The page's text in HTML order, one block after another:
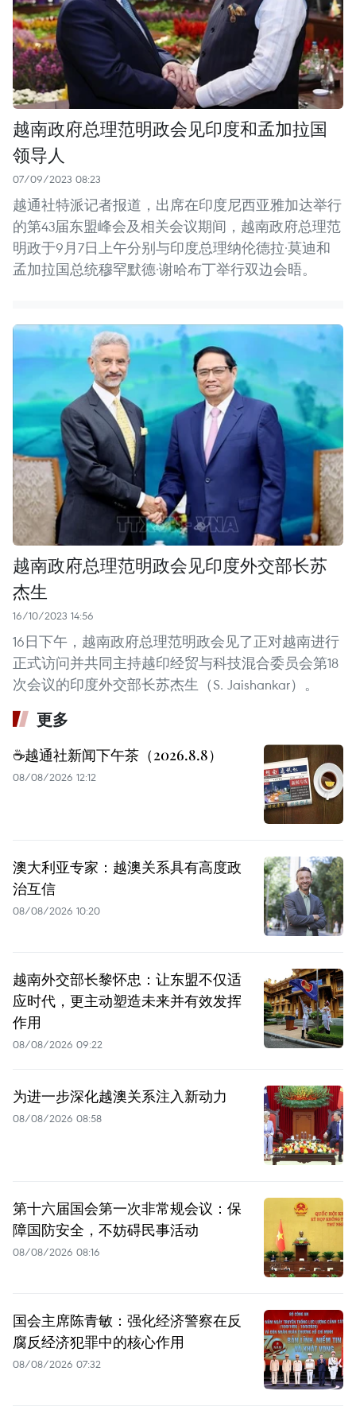
越南政府总理范明政会见印度和孟加拉国
领导人
07/09/2023 08:23
越通社特派记者报道，出席在印度尼西亚雅加达举行
的第43届东盟峰会及相关会议期间，越南政府总理范
明政于9月7日上午分别与印度总理纳伦德拉·莫迪和
孟加拉国总统穆罕默德·谢哈布丁举行双边会晤。
越南政府总理范明政会见印度外交部长苏
杰生
16/10/2023 14:56
16日下午，越南政府总理范明政会见了正对越南进行
正式访问并共同主持越印经贸与科技混合委员会第18
次会议的印度外交部长苏杰生（S. Jaishankar）。
更多
☕️越通社新闻下午茶（2026.8.8）
08/08/2026 12:12
澳大利亚专家：越澳关系具有高度政
治互信
08/08/2026 10:20
越南外交部长黎怀忠：让东盟不仅适
应时代，更主动塑造未来并有效发挥
作用
08/08/2026 09:22
为进一步深化越澳关系注入新动力
08/08/2026 08:58
第十六届国会第一次非常规会议：保
障国防安全，不妨碍民事活动
08/08/2026 08:16
国会主席陈青敏：强化经济警察在反
腐反经济犯罪中的核心作用
08/08/2026 07:32